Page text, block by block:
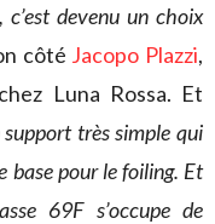
devenu un choix
côté Jacopo Plazzi,
Luna Rossa. Et
très simple qui
base pour le foiling. Et
69F s’occupe de